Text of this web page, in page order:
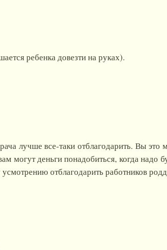
ребенка довезти на руках).
лучше все-таки отблагодарить. Вы это
могут деньги понадобиться, когда надо
отблагодарить работников